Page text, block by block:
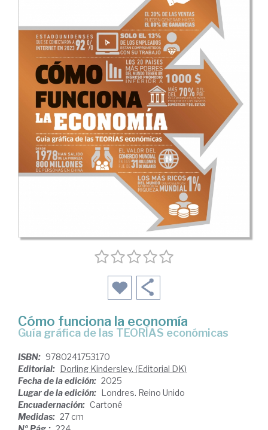
Cómo funciona la economía
Guía gráfica de las TEORÍAS económicas
ISBN: 9780241753170
Editorial: Dorling Kindersley. (Editorial DK)
Fecha de la edición: 2025
Lugar de la edición: Londres. Reino Unido
Encuadernación: Cartoné
Medidas: 27 cm